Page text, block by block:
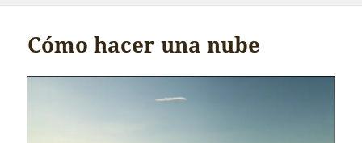
Cómo hacer una nube